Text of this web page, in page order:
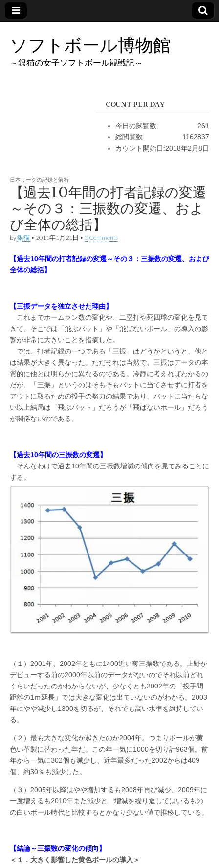
ソフトボール博物館
～銀猫の女子ソフトボール観戦記～
COUNT PER DAY
261
今日の閲覧数:
1162837
総閲覧数:
2018年2月8日
カウント開始日:
日本リーグの記録と解析
【過去10年間の打者記録の変遷
～その３：三振数の変遷、およ
び全体の総括】
by銀猫 • 2011年1月21日 • 0 Comments
【過去10年間の打者記録の変遷～その３：三振数の変遷、および
全体の総括】
【三振データを独立させた理由】
これまでホームラン数の変化や、二塁打や死四球の変化を見て
きて、そこでは「飛ぶバット」や「飛ばないボール」の導入の影
響が非常に大きいことを指摘した。
では、打者記録の一つである「三振」はどうかというと、他と
は結果が大きく異なった。ただそれは当然で、三振はデータの本
質的に他とは明らかに異なるのである。冷静に考えればわかるの
だが、「三振」というのはそもそもバットに当てさせずに打者を
アウトに取るための投手の努力の結果であり、バットに当たらな
い以上結局は「飛ぶバット」だろうが「飛ばないボール」だろう
が関係ないのである。
【過去10年間の三振数の変遷】
そんなわけで過去10年間の三振数増減の傾向を見てみることに
する。
（１）2001年、2002年ともに1400近い奪三振数である。上野が
デビューする前の2000年以前のデータがないのでそれ以前どれ
くらいだったのかわからないが、少なくとも2002年の「投手間
距離の1ｍ延長」では大きな変化は出ていないのがわかる。2003
年にやや減少し1300を切るが、それでも高い水準を維持してい
る。
（２）最も大きな変化が起きたのが2004年。つまりボールが黄
色い革製に替わった年だ。この年一気に1000を切り計963個。前
年から一気に302個も減少し、近年最多だった2002からは409
個、約30％も減少した。
（３）2005年以降はやや増加するも2008年再び減少、2009年に
一度増えるも2010年また減少と、増減を繰り返してはいるもの
の白いボール時代と比較するとかなり少ない値で推移している。
【結論～三振数の変化の傾向】
＜１．大きく影響した黄色ボールの導入＞